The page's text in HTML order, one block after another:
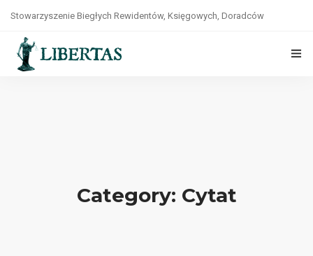
Stowarzyszenie Biegłych Rewidentów, Księgowych, Doradców
Podatkowych, Prawników i Ekonomistów „LIBERTAS”
ZASADY ETYKICategory: Cytat